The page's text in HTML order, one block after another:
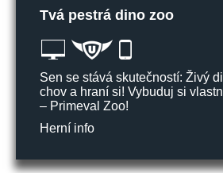
Tvá pestrá dino zoo
Sen se stává skutečností: Živý
chov a hraní si! Vybuduj si
– Primeval Zoo!
Herní info